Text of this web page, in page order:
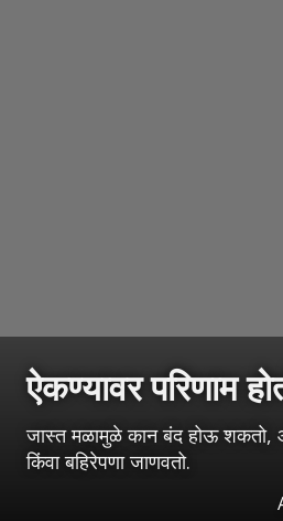
ऐकण्यावर परिणाम
जास्त मळामुळे कान बंद होऊ शकतो,
किंवा बहिरेपणा जाणवतो.